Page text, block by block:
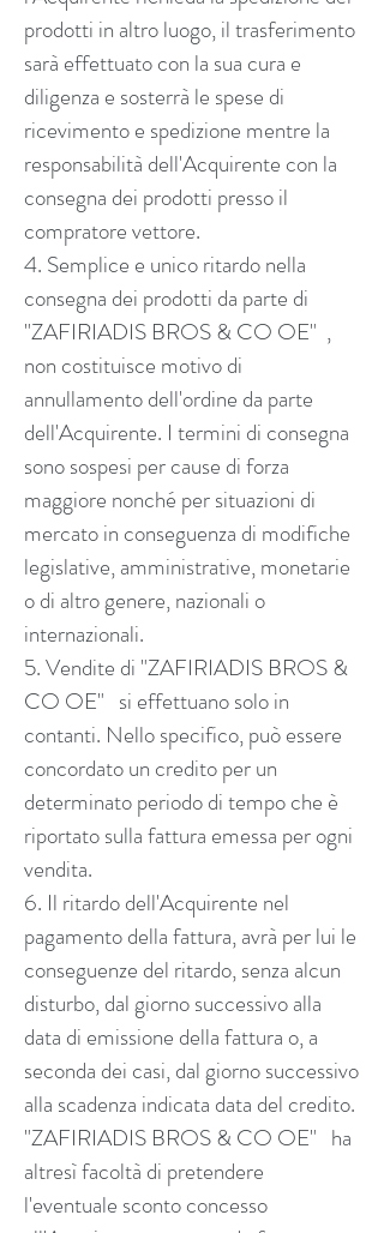
prodotti in altro luogo, il trasferimento
sarà effettuato con la sua cura e
diligenza e sosterrà le spese di
ricevimento e spedizione mentre la
responsabilità dell'Acquirente con la
consegna dei prodotti presso il
compratore vettore.
4. Semplice e unico ritardo nella
consegna dei prodotti da parte di
"ZAFIRIADIS BROS & CO OE" ,
non costituisce motivo di
annullamento dell'ordine da parte
dell'Acquirente. I termini di consegna
sono sospesi per cause di forza
maggiore nonché per situazioni di
mercato in conseguenza di modifiche
legislative, amministrative, monetarie
o di altro genere, nazionali o
internazionali.
5. Vendite di "ZAFIRIADIS BROS &
CO OE" si effettuano solo in
contanti. Nello specifico, può essere
concordato un credito per un
determinato periodo di tempo che è
riportato sulla fattura emessa per ogni
vendita.
6. Il ritardo dell'Acquirente nel
pagamento della fattura, avrà per lui le
conseguenze del ritardo, senza alcun
disturbo, dal giorno successivo alla
data di emissione della fattura o, a
seconda dei casi, dal giorno successivo
alla scadenza indicata data del credito.
"ZAFIRIADIS BROS & CO OE" ha
altresì facoltà di pretendere
l'eventuale sconto concesso